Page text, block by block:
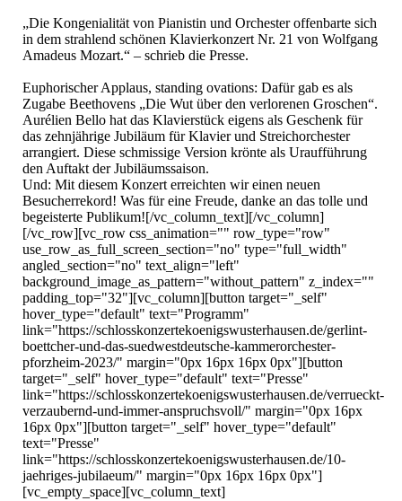
„Die Kongenialität von Pianistin und Orchester offenbarte sich
in dem strahlend schönen Klavierkonzert Nr. 21 von Wolfgang
Amadeus Mozart.“ – schrieb die Presse.
Euphorischer Applaus, standing ovations: Dafür gab es als
Zugabe Beethovens „Die Wut über den verlorenen Groschen“.
Aurélien Bello hat das Klavierstück eigens als Geschenk für
das zehnjährige Jubiläum für Klavier und Streichorchester
arrangiert. Diese schmissige Version krönte als Uraufführung
den Auftakt der Jubiläumssaison.
Und: Mit diesem Konzert erreichten wir einen neuen
Besucherrekord! Was für eine Freude, danke an das tolle und
begeisterte Publikum![/vc_column_text][/vc_column]
[/vc_row][vc_row css_animation="" row_type="row"
use_row_as_full_screen_section="no" type="full_width"
angled_section="no" text_align="left"
background_image_as_pattern="without_pattern" z_index=""
padding_top="32"][vc_column][button target="_self"
hover_type="default" text="Programm"
link="https://schlosskonzertekoenigswusterhausen.de/gerlint-
boettcher-und-das-suedwestdeutsche-kammerorchester-
pforzheim-2023/" margin="0px 16px 16px 0px"][button
target="_self" hover_type="default" text="Presse"
link="https://schlosskonzertekoenigswusterhausen.de/verrueckt-
verzaubernd-und-immer-anspruchsvoll/" margin="0px 16px
16px 0px"][button target="_self" hover_type="default"
text="Presse"
link="https://schlosskonzertekoenigswusterhausen.de/10-
jaehriges-jubilaeum/" margin="0px 16px 16px 0px"]
[vc_empty_space][vc_column_text]